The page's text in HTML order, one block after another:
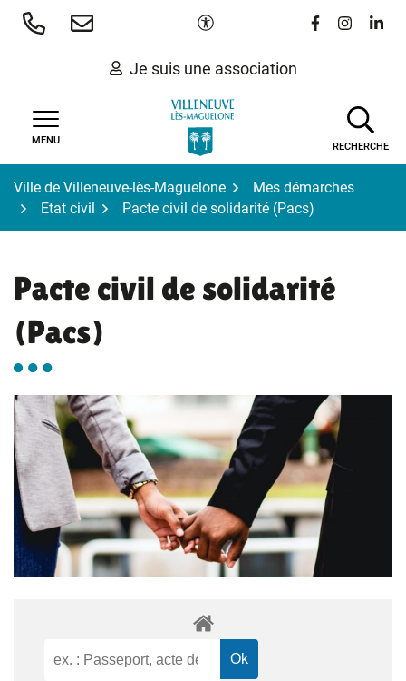
Aller
Paramètres d'accessibilité
Lien vers le
Lien vers
Lien
Je suis une association
MENU
RECHERCHE
Ville de Villeneuve-lès-Maguelone
Mes démarches
Etat civil
Pacte civil de solidarité (Pacs)
Pacte civil de solidarité
(Pacs)